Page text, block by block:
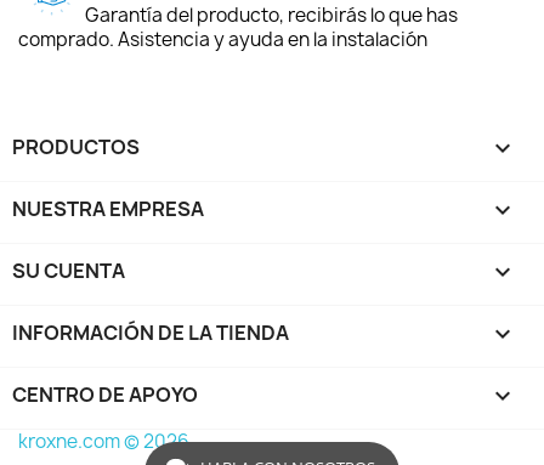
Garantía del producto, recibirás lo que has
comprado. Asistencia y ayuda en la instalación
PRODUCTOS 
NUESTRA EMPRESA 
SU CUENTA 
INFORMACIÓN DE LA TIENDA keyboard_arrow_down
CENTRO DE APOYO 
kroxne.com © 2026